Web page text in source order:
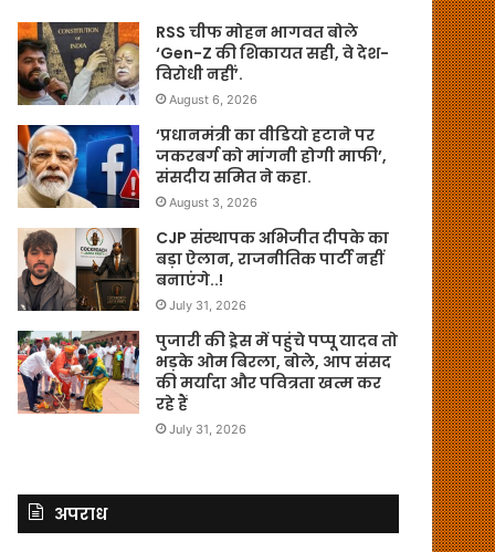
RSS चीफ मोहन भागवत बोले
‘Gen-Z की शिकायत सही, वे देश-
विरोधी नहीं’.
August 6, 2026
‘प्रधानमंत्री का वीडियो हटाने पर
जकरबर्ग को मांगनी होगी माफी’,
संसदीय समित ने कहा.
August 3, 2026
CJP संस्थापक अभिजीत दीपके का
बड़ा ऐलान, राजनीतिक पार्टी नहीं
बनाएंगे..!
July 31, 2026
पुजारी की ड्रेस में पहुंचे पप्पू यादव तो
भड़के ओम बिरला, बोले, आप संसद
की मर्यादा और पवित्रता खत्म कर
रहे हैं
July 31, 2026
अपराध